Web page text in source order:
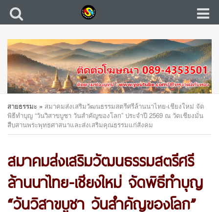
สายธรรมะ » สมาคมส่งเสริมวัฒนธรรมสตรีศรีล้านนาไทย-เชียงใหม่ จัด
พิธีทำบุญ “วันวิสาขบูชา วันสำคัญของโลก” ประจำปี 2569 ณ วัดเชียงมั่น
สืบสานพระพุทธศาสนาและส่งเสริมคุณธรรมแก่สังคม
สมาคมส่งเสริมวัฒนธรรมสตรีศรี
ล้านนาไทย-เชียงใหม่ จัดพิธีทำบุญ
“วันวิสาขบูชา วันสำคัญของโลก”